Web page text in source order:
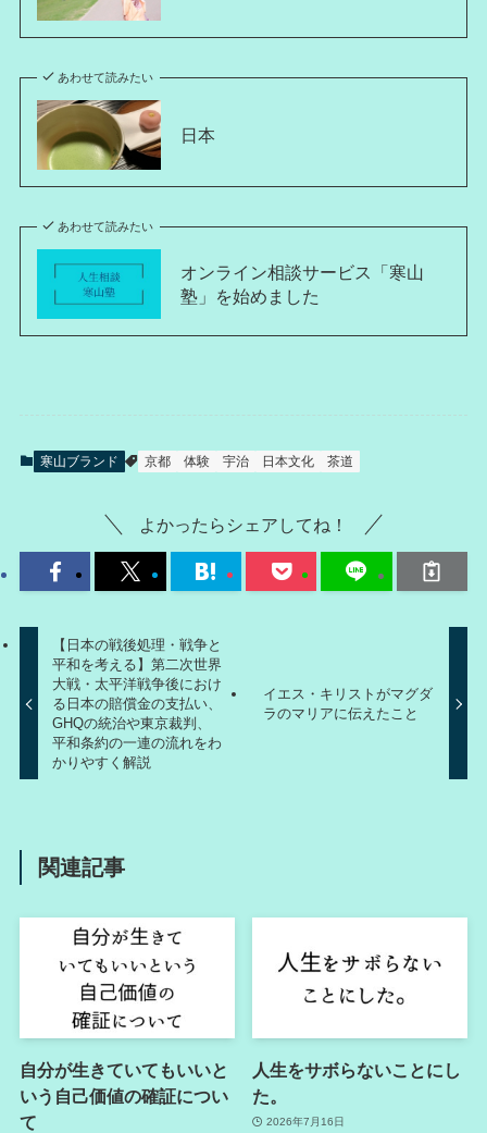
あわせて読みたい
日本
あわせて読みたい
オンライン相談サービス「寒山
塾」を始めました
寒山ブランド 京都 体験 宇治 日本文化 茶道
よかったらシェアしてね！
【日本の戦後処理・戦争と
平和を考える】第二次世界
大戦・太平洋戦争後におけ
る日本の賠償金の支払い、
GHQの統治や東京裁判、
平和条約の一連の流れをわ
かりやすく解説
イエス・キリストがマグダ
ラのマリアに伝えたこと
関連記事
自分が生きていてもいいと
いう自己価値の確証につい
て
人生をサボらないことにし
た。
2026年7月16日